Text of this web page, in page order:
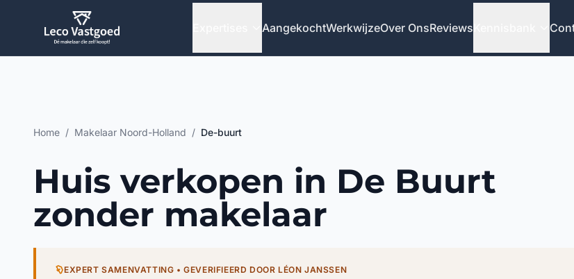
Ga direct naar inhoud
AangekochtWerkwijzeOver OnsReviews
Home / Makelaar Noord-Holland / De-buurt
Huis verkopen in De Buurt
zonder makelaar
EXPERT SAMENVATTING • GEVERIFIEERD DOOR LÉON JANSSEN